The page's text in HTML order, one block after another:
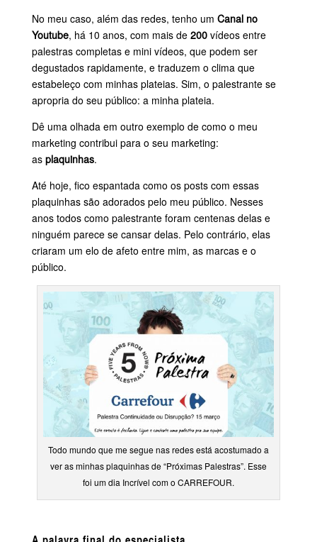
No meu caso, além das redes, tenho um Canal no
Youtube, há 10 anos, com mais de 200vídeos entre
palestras completas e mini vídeos, que podem ser
degustados rapidamente, e traduzem o clima que
estabeleço com minhas plateias. Sim, o palestrante se
apropria do seu público: a minha plateia.
Dê uma olhada em outro exemplo de como o meu
marketing contribui para o seu marketing:
as plaquinhas.
Até hoje, fico espantada como os posts com essas
plaquinhas são adorados pelo meu público. Nesses
anos todos como palestrante foram centenas delas e
ninguém parece se cansar delas. Pelo contrário, elas
criaram um elo de afeto entre mim, as marcas e o
público.
Todo mundo que me segue nas redes está acostumado a
ver as minhas plaquinhas de “Próximas Palestras”. Esse
foi um dia Incrível com o CARREFOUR.